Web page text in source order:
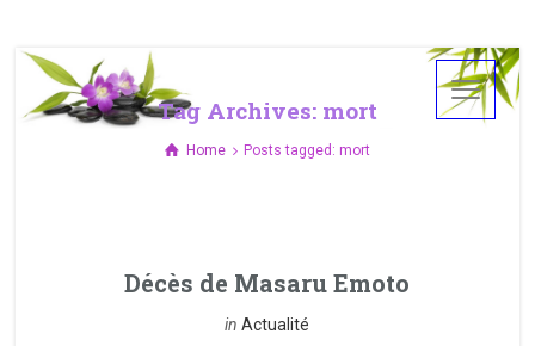
Tag Archives: mort
Home Posts tagged: mort
Décès de Masaru Emoto
inActualité